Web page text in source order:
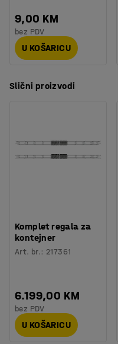
9,00 KM
bez PDV
U KOŠARICU
Slični proizvodi
Komplet regala za
kontejner
Art. br.: 217361
6.199,00 KM
bez PDV
U KOŠARICU